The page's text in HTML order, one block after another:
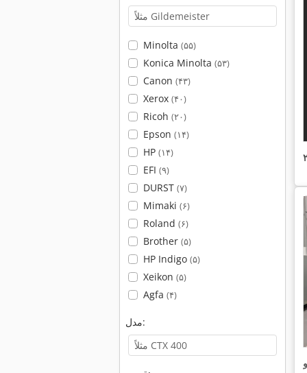
Minolta (۵۵)
Konica Minolta (۵۳)
Canon (۴۳)
Xerox (۴۰)
Ricoh (۲۰)
Epson (۱۴)
HP (۱۴)
EFI (۹)
DURST (۷)
Mimaki (۶)
Roland (۶)
Brother (۵)
HP Indigo (۵)
Xeikon (۵)
Agfa (۴)
مدل: